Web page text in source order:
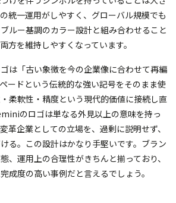
統一運用がしやすく、グローバル規模でも
ルー基調のカラー設計と組み合わせること
方を維持しやすくなっています。
は「古い象徴を今の企業像に合わせて再編
ードという伝統的な強い記号をそのまま使
柔軟性・精度という現代的価値に接続し直
のロゴは単なる外見以上の意味を持っ
革企業としての立場を、過剰に説明せず、
る。この設計はかなり手堅いです。ブラン
、運用上の合理性がきちんと揃っており、
成度の高い事例だと言えるでしょう。